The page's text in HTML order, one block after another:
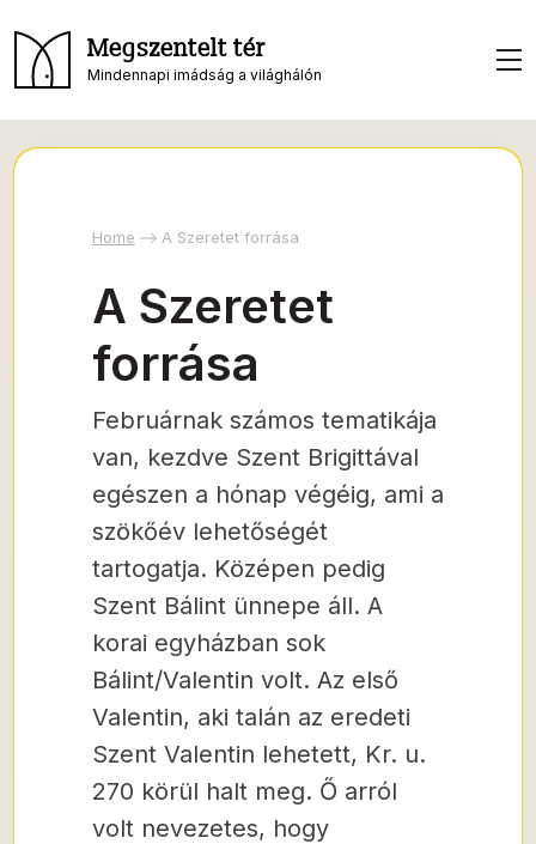
Megszentelt tér
Mindennapi imádság a világhálón
Home A Szeretet forrása
A Szeretet
forrása
Februárnak számos tematikája
van, kezdve Szent Brigittával
egészen a hónap végéig, ami a
szökőév lehetőségét
tartogatja. Középen pedig
Szent Bálint ünnepe áll. A
korai egyházban sok
Bálint/Valentin volt. Az első
Valentin, aki talán az eredeti
Szent Valentin lehetett, Kr. u.
270 körül halt meg. Ő arról
volt nevezetes, hogy